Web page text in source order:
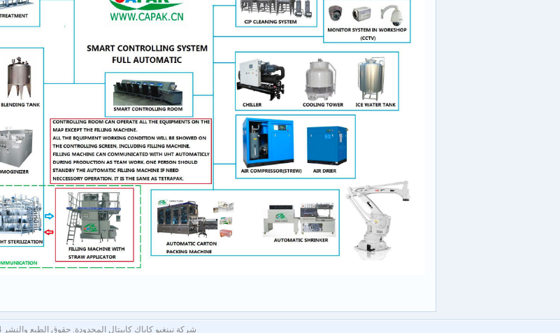
شركة نينغبو كاباك كابيتال المحدودة. حقوق الطبع والنشر 2024